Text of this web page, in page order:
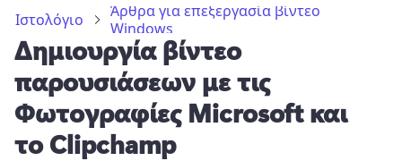
Ιστολόγιο
Άρθρα για επεξεργασία βίντεο
Windows
Δημιουργία βίντεο
παρουσιάσεων με τις
Φωτογραφίες Microsoft και
το Clipchamp